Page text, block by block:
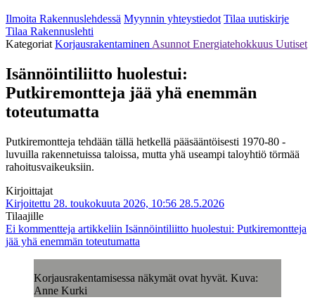
Ilmoita Rakennuslehdessä Myynnin yhteystiedot Tilaa uutiskirje
Tilaa Rakennuslehti
Kategoriat Korjausrakentaminen Asunnot Energiatehokkuus Uutiset
Isännöintiliitto huolestui:
Putkiremontteja jää yhä enemmän
toteutumatta
Putkiremontteja tehdään tällä hetkellä pääsääntöisesti 1970-80 -
luvuilla rakennetuissa taloissa, mutta yhä useampi taloyhtiö törmää
rahoitusvaikeuksiin.
Kirjoittajat
Kirjoitettu 28. toukokuuta 2026, 10:56 28.5.2026
Tilaajille
Ei kommentteja artikkeliin Isännöintiliitto huolestui: Putkiremontteja
jää yhä enemmän toteutumatta
Korjausrakentamisessa näkymät ovat hyvät. Kuva:
Anne Kurki